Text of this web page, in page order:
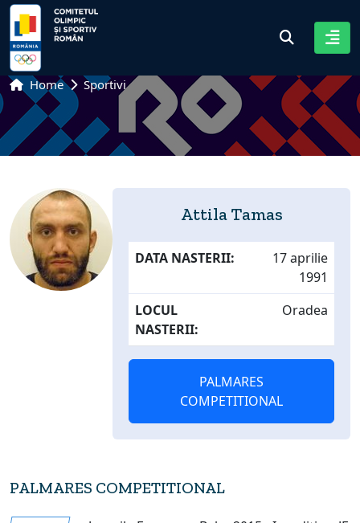
Home Sportivi
Attila Tamas
DATA NASTERII:
17 aprilie
1991
LOCUL
NASTERII:
Oradea
PALMARES
COMPETITIONAL
PALMARES COMPETITIONAL